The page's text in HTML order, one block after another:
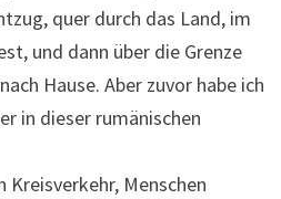
quer durch das Land, im
und dann über die Grenze
Hause. Aber zuvor habe ich
in dieser rumänischen
Menschen